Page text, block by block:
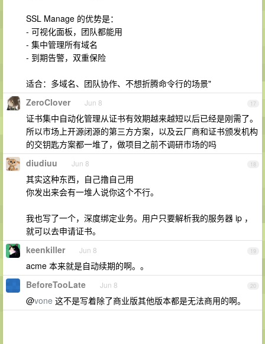
SSL Manage 的优势是：
- 可视化面板，团队都能用
- 集中管理所有域名
- 到期告警，双重保险
适合：多域名、团队协作、不想折腾命令行的场景"
17
ZeroClover Jun 8
证书集中自动化管理从证书有效期越来越短以后已经是刚需了。
所以市场上开源闭源的第三方方案，以及云厂商和证书颁发机构
的交钥匙方案都一堆了，做项目之前不调研市场的吗
18
diudiuu Jun 8
其实这种东西，自己撸自己用
你发出来会有一堆人说你这个不行。
我也写了一个，深度绑定业务。用户只要解析我的服务器 ip ，
就可以去申请证书。
19
keenkiller Jun 8
acme 本来就是自动续期的啊。。
20
BeforeTooLate Jun 8
@vone 这不是写着除了商业版其他版本都是无法商用的啊。